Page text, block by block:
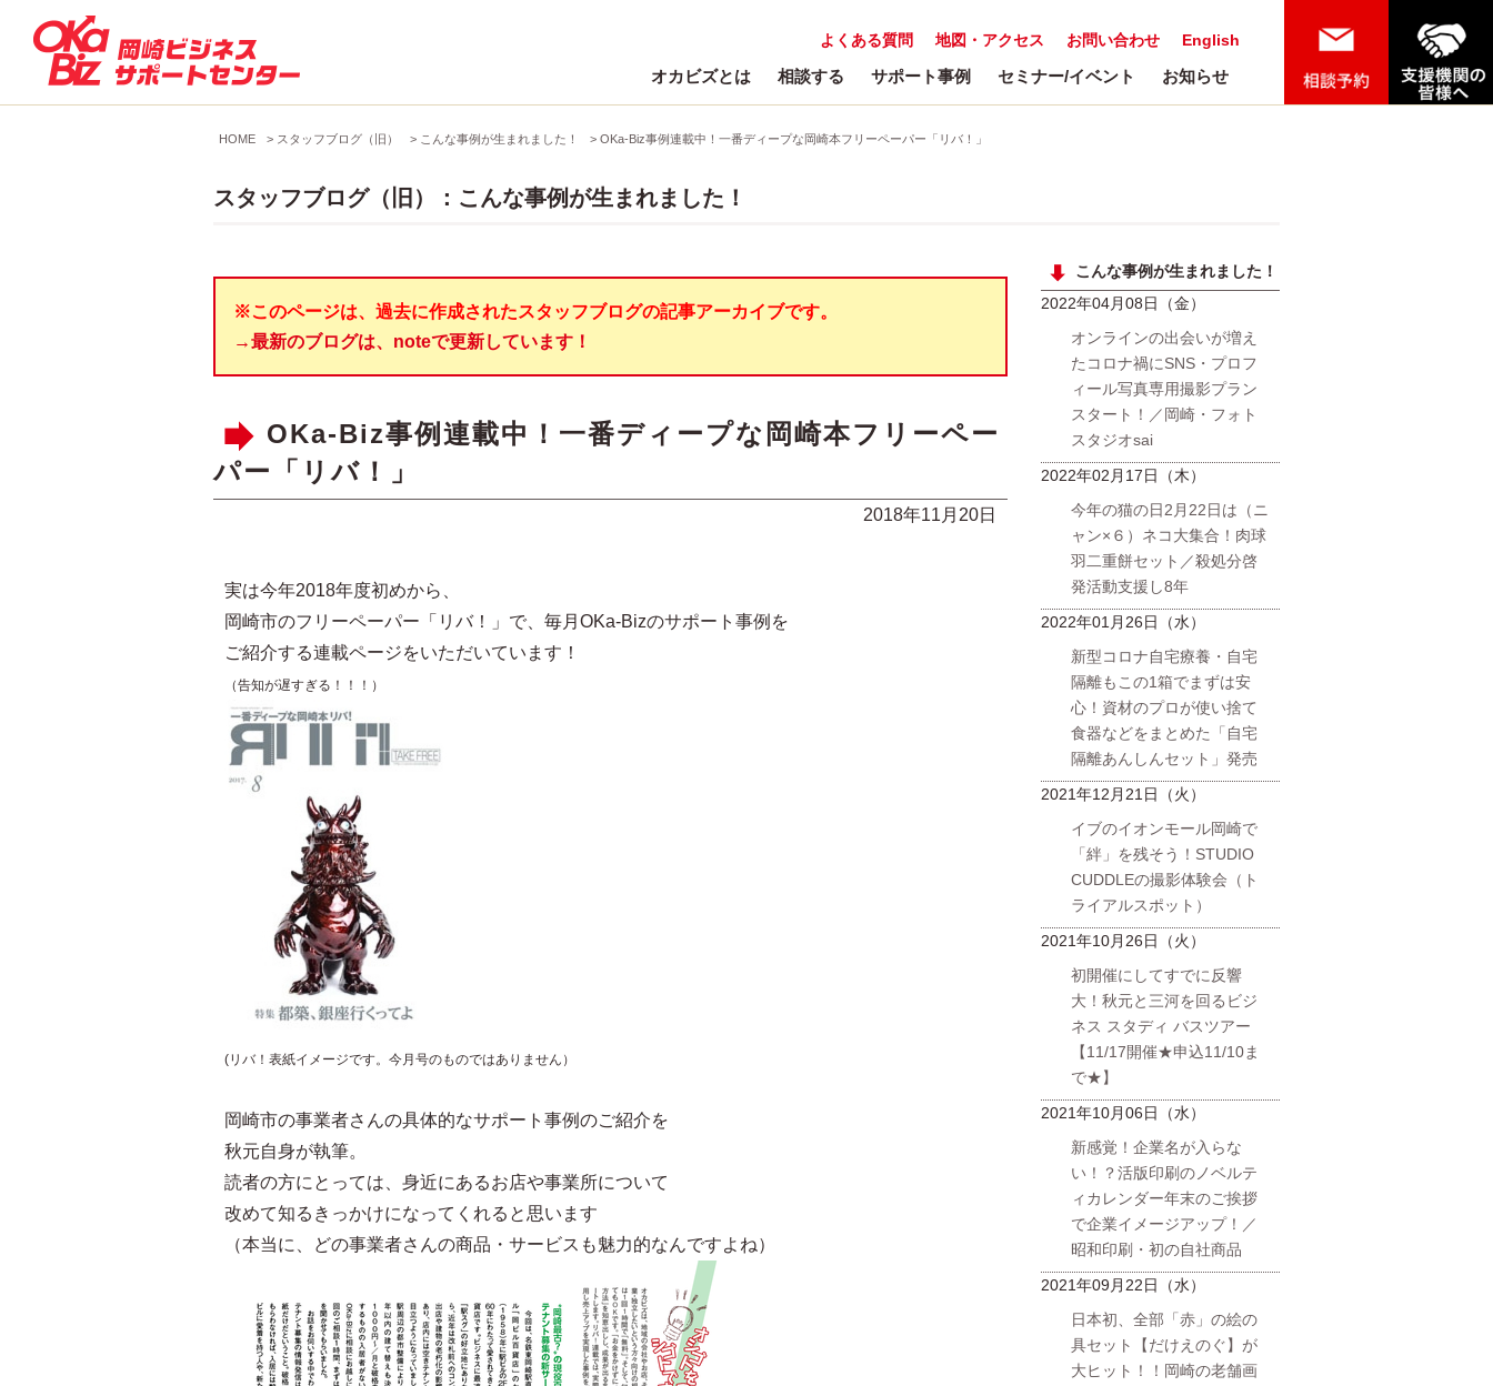
English
お問い合わせ
地図・アクセス
よくある質問
オカビズとは 相談する サポート事例 セミナー/イベント お知らせ
HOME > スタッフブログ（旧） > こんな事例が生まれました！ > OKa-Biz事例連載中！一番ディープな岡崎本フリーペーパー「リバ！」
スタッフブログ（旧）：こんな事例が生まれました！
※このページは、過去に作成されたスタッフブログの記事アーカイブです。
→最新のブログは、noteで更新しています！
OKa-Biz事例連載中！一番ディープな岡崎本フリーペー
パー「リバ！」
2018年11月20日
実は今年2018年度初めから、
岡崎市のフリーペーパー「リバ！」で、毎月OKa-Bizのサポート事例を
ご紹介する連載ページをいただいています！
（告知が遅すぎる！！！）
(リバ！表紙イメージです。今月号のものではありません）
岡崎市の事業者さんの具体的なサポート事例のご紹介を
秋元自身が執筆。
読者の方にとっては、身近にあるお店や事業所について
改めて知るきっかけになってくれると思います
（本当に、どの事業者さんの商品・サービスも魅力的なんですよね）
こんな事例が生まれました！
2022年04月08日（金）
オンラインの出会いが増え
たコロナ禍にSNS・プロフ
ィール写真専用撮影プラン
スタート！／岡崎・フォト
スタジオsai
2022年02月17日（木）
今年の猫の日2月22日は（ニ
ャン×６）ネコ大集合！肉球
羽二重餅セット／殺処分啓
発活動支援し8年
2022年01月26日（水）
新型コロナ自宅療養・自宅
隔離もこの1箱でまずは安
心！資材のプロが使い捨て
食器などをまとめた「自宅
隔離あんしんセット」発売
2021年12月21日（火）
イブのイオンモール岡崎で
「絆」を残そう！STUDIO
CUDDLEの撮影体験会（ト
ライアルスポット）
2021年10月26日（火）
初開催にしてすでに反響
大！秋元と三河を回るビジ
ネス スタディ バスツアー
【11/17開催★申込11/10ま
で★】
2021年10月06日（水）
新感覚！企業名が入らな
い！？活版印刷のノベルテ
ィカレンダー年末のご挨拶
で企業イメージアップ！／
昭和印刷・初の自社商品
2021年09月22日（水）
日本初、全部「赤」の絵の
具セット【だけえのぐ】が
大ヒット！！岡崎の老舗画